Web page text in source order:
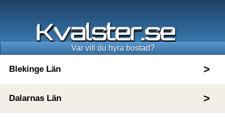
Var vill du hyra bostad?
Blekinge Län
Dalarnas Län